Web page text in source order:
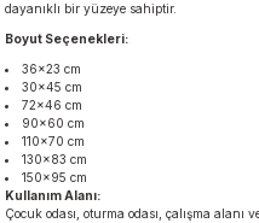
dayanıklı bir yüzeye sahiptir.
Boyut Seçenekleri:
36×23 cm
30×45 cm
72×46 cm
90×60 cm
110×70 cm
130×83 cm
150×95 cm
Kullanım Alanı:
Çocuk odası, oturma odası, çalışma